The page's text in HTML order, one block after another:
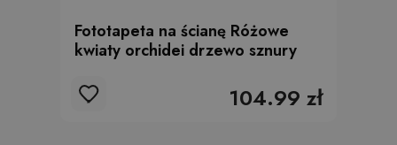
Fototapeta na ścianę Różowe
kwiaty orchidei drzewo sznury
104.99 zł